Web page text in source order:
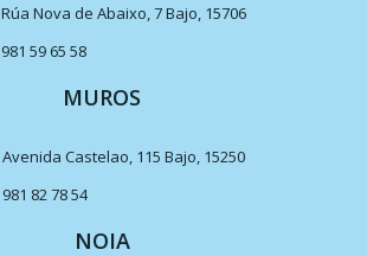
Rúa Nova de Abaixo, 7 Bajo, 15706
981 59 65 58
MUROS
Avenida Castelao, 115 Bajo, 15250
981 82 78 54
NOIA